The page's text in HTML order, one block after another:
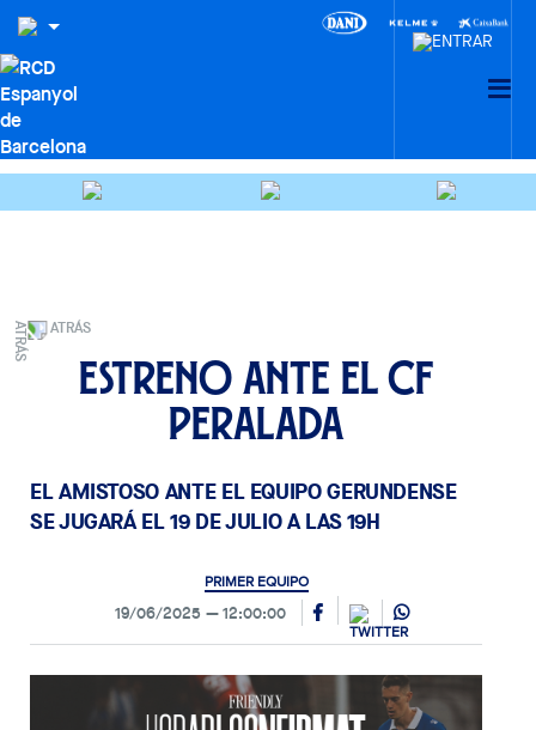
ATRÁS
Estreno ante el CF
Peralada
EL AMISTOSO ANTE EL EQUIPO GERUNDENSE
SE JUGARÁ EL 19 DE JULIO A LAS 19H
PRIMER EQUIPO
19/06/2025 12:00:00